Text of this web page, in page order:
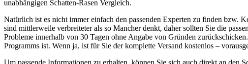
unabhängigen Schatten-Rasen Vergleich.
Natürlich ist es nicht immer einfach den passenden Experten zu finden bzw.
sind mittlerweile verbreiteter als so Mancher denkt, daher sollten Sie die
Probleme innerhalb von 30 Tagen ohne Angabe von Gründen
Programms ist. Wenn ja, ist für Sie der komplette Versand kostenlos –
Um passende Informationen zu erhalten, können Sie sich auch direkt an den